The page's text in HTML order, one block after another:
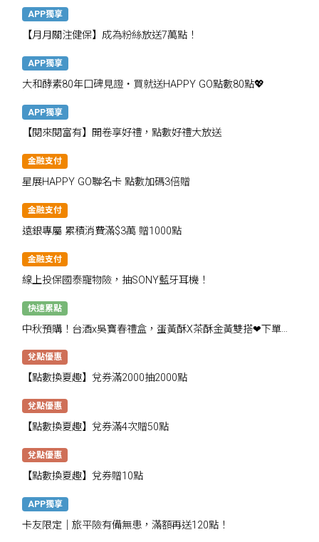
APP獨享
【月月關注健保】成為粉絲放送7萬點！
APP獨享
大和酵素80年口碑見證・買就送HAPPY GO點數80點💖
APP獨享
【閱來閱富有】開卷享好禮，點數好禮大放送
金融支付
星展HAPPY GO聯名卡 點數加碼3倍贈
金融支付
遠銀專屬 累積消費滿$3萬 贈1000點
金融支付
線上投保國泰寵物險，抽SONY藍牙耳機！
快速累點
中秋預購！台酒x吳寶春禮盒，蛋黃酥X茶酥金黃雙搭❤下單抽
兌點優惠
【點數換夏趣】兌券滿2000抽2000點
兌點優惠
【點數換夏趣】兌券滿4次贈50點
兌點優惠
【點數換夏趣】兌券贈10點
APP獨享
卡友限定│旅平險有備無患，滿額再送120點！